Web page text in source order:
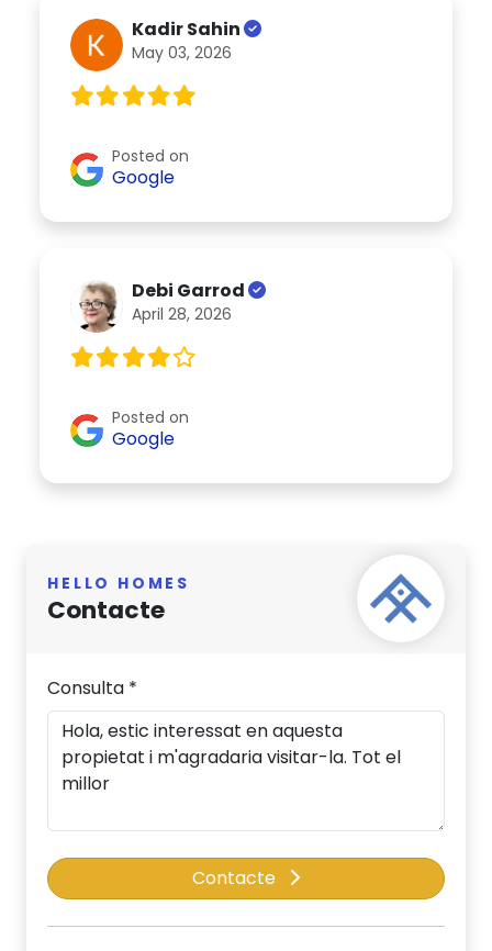
Kadir Sahin
May 03, 2026
Posted on
Google
Debi Garrod
April 28, 2026
Posted on
Google
HELLO HOMES
Contacte
Consulta *
Contacte